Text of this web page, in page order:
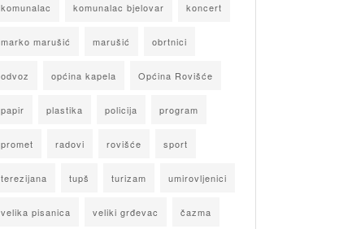
komunalac komunalac bjelovar koncert
marko marušić marušić obrtnici
odvoz općina kapela Općina Rovišće
papir plastika policija program
promet radovi rovišće sport
terezijana tupš turizam umirovljenici
velika pisanica veliki grđevac čazma